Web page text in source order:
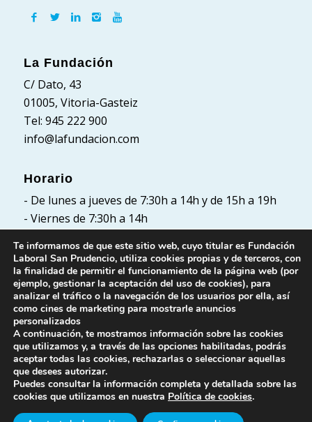
La Fundación
C/ Dato, 43
01005, Vitoria-Gasteiz
Tel: 945 222 900
info@lafundacion.com
Horario
- De lunes a jueves de 7:30h a 14h y de 15h a 19h
- Viernes de 7:30h a 14h
Políticas
Política de Privacidad
Política de cookies
Aviso Legal
Te informamos de que este sitio web, cuyo titular es Fundación
Laboral San Prudencio, utiliza cookies propias y de terceros, con
la finalidad de permitir el funcionamiento de la página web (por
ejemplo, gestionar la aceptación del uso de cookies), para
analizar el tráfico o la navegación de los usuarios por ella, así
como cines de marketing para mostrarle anuncios
personalizados
A continuación, te mostramos información sobre las cookies
que utilizamos y, a través de las opciones habilitadas, podrás
aceptar todas las cookies, rechazarlas o seleccionar aquellas
que desees autorizar.
Puedes consultar la información completa y detallada sobre las
cookies que utilizamos en nuestra Política de cookies.